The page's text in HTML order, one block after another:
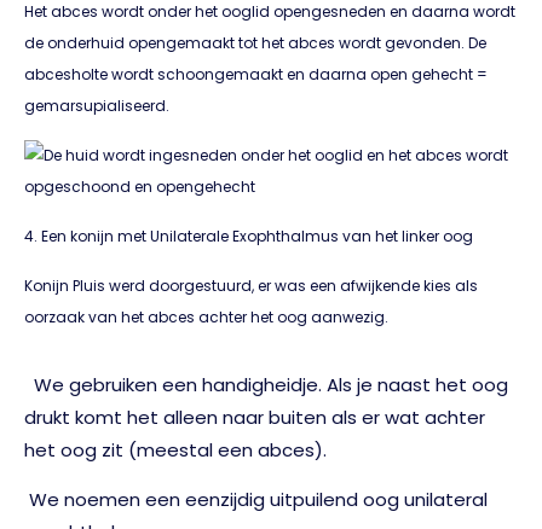
Het abces wordt onder het ooglid opengesneden en daarna wordt
de onderhuid opengemaakt tot het abces wordt gevonden. De
abcesholte wordt schoongemaakt en daarna open gehecht =
gemarsupialiseerd.
4. Een konijn met Unilaterale Exophthalmus van het linker oog
Konijn Pluis werd doorgestuurd, er was een afwijkende kies als
oorzaak van het abces achter het oog aanwezig.
We gebruiken een handigheidje. Als je naast het oog
drukt komt het alleen naar buiten als er wat achter
het oog zit (meestal een abces).
We noemen een eenzijdig uitpuilend oog unilateral